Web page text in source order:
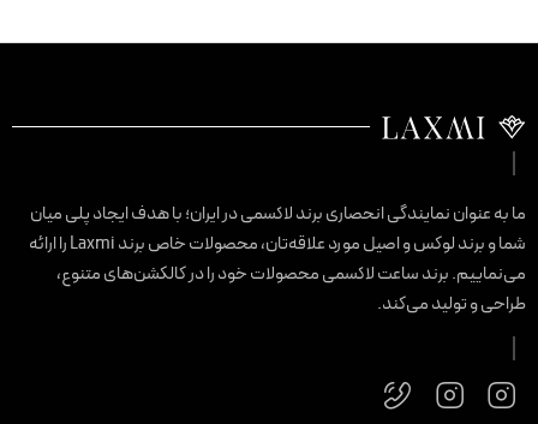
به عنوان نمایندگی انحصاری برند لاکسمی در ایران؛ با هدف ایجاد پلی میان
شما و برند لوکس و اصیل مورد علاقه‌تان، محصولات خاص برند Laxmi را ارائه
برند ساعت لاکسمی محصولات خود را در کالکشن‌های متنوع،
و تولید می‌کند.